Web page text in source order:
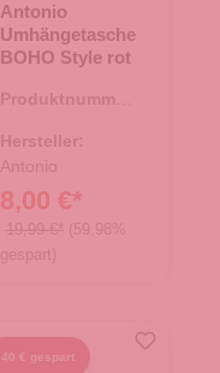
Antonio
Umhängetasche
BOHO Style rot
Produktnummer:
Hersteller:
Antonio
8,00 €*
19,99 €* (59.98%
gespart)
40 € gespart